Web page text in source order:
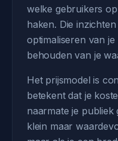
welke gebruikers
haken. Die
optimaliseren van
behouden van je
Het prijsmodel is
betekent dat je
naarmate je publiek
klein maar